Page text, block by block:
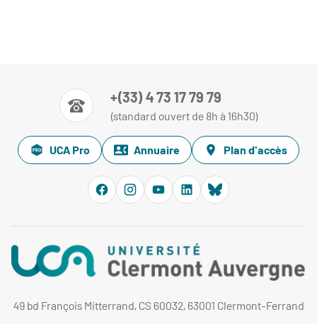
+(33) 4 73 17 79 79
(standard ouvert de 8h à 16h30)
UCA Pro Annuaire Plan d'accès
49 bd François Mitterrand, CS 60032, 63001 Clermont-Ferrand